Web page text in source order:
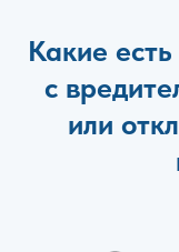
Какие
с
или